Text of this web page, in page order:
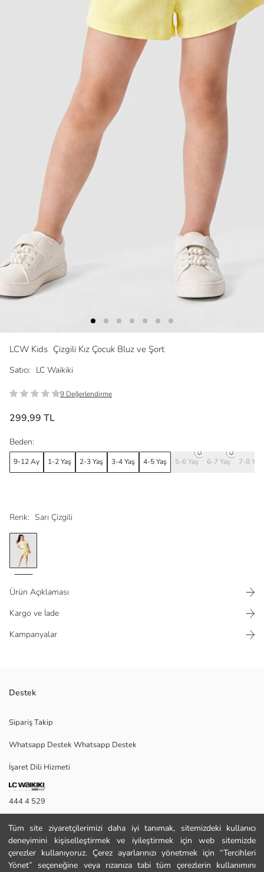
Tüm site ziyaretçilerimizi daha iyi tanımak, sitemizdeki kullanıcı
deneyimini kişiselleştirmek ve iyileştirmek için web sitemizde
çerezler kullanıyoruz. Çerez ayarlarınızı yönetmek için “Tercihleri
Yönet” seçeneğine veya rızanıza tabi tüm çerezlerin kullanımını
LCW Kids Çizgili Kız Çocuk Bluz ve Şort
Satıcı: LC Waikiki
9 Değerlendirme
299,99 TL
Renk: Sarı Çizgili
Beden:
9-12 Ay 1-2 Yaş 2-3 Yaş 3-4 Yaş 4-5 Yaş 5-6 Yaş 6-7 Yaş 7-8 Yaş
Ürün Açıklaması
Kargo ve İade
Kampanyalar
dokusuyla günlük kullanıma uygundur.
Ana Kumaş Bluz:
Ana Kumaş Şort:
Menşei:
Satıcı:
Marka:
Cinsiyet:
Kalıp:
Kumaş:
Bel Fiti:
Destek
Sipariş Takip
Whatsapp Destek Whatsapp Destek
İşaret Dili Hizmeti
444 4 529
İletişim Formu
444 4 529